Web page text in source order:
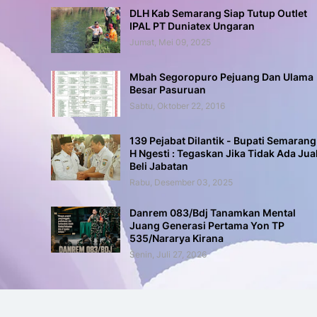
DLH Kab Semarang Siap Tutup Outlet
IPAL PT Duniatex Ungaran
Jumat, Mei 09, 2025
Mbah Segoropuro Pejuang Dan Ulama
Besar Pasuruan
Sabtu, Oktober 22, 2016
139 Pejabat Dilantik - Bupati Semarang
H Ngesti : Tegaskan Jika Tidak Ada
Beli Jabatan
Rabu, Desember 03, 2025
Danrem 083/Bdj Tanamkan Mental
Juang Generasi Pertama Yon TP
535/Nararya Kirana
Senin, Juli 27, 2026